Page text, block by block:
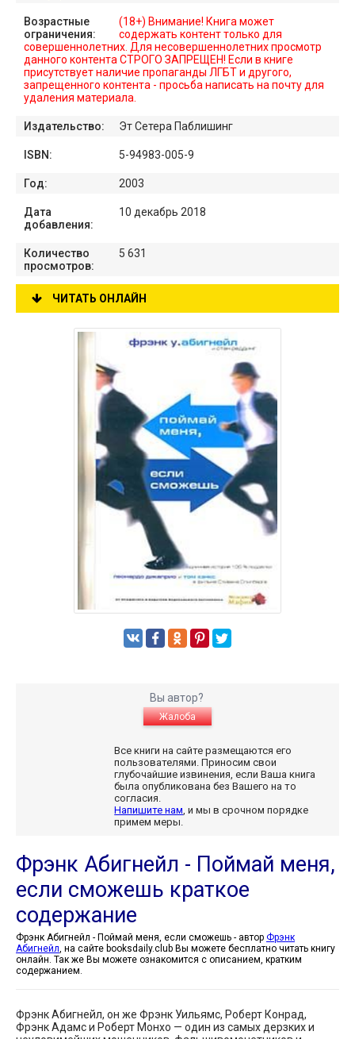
Возрастные
ограничения:
(18+) Внимание! Книга может
содержать контент только для
совершеннолетних. Для несовершеннолетних просмотр
данного контента СТРОГО ЗАПРЕЩЕН! Если в книге
присутствует наличие пропаганды ЛГБТ и другого,
запрещенного контента - просьба написать на почту для
удаления материала.
Издательство: Эт Сетера Паблишинг
ISBN: 5-94983-005-9
Год: 2003
Дата
добавления:
10 декабрь 2018
Количество
просмотров:
5 631
ЧИТАТЬ ОНЛАЙН
Вы автор?
Жалоба
Все книги на сайте размещаются его
пользователями. Приносим свои
глубочайшие извинения, если Ваша книга
была опубликована без Вашего на то
согласия.
Напишите нам, и мы в срочном порядке
примем меры.
Фрэнк Абигнейл - Поймай меня,
если сможешь краткое
содержание
Фрэнк Абигнейл - Поймай меня, если сможешь - автор Фрэнк
Абигнейл, на сайте booksdaily.club Вы можете бесплатно читать книгу
онлайн. Так же Вы можете ознакомится с описанием, кратким
содержанием.
Фрэнк Абигнейл, он же Фрэнк Уильямс, Роберт Конрад,
Фрэнк Адамс и Роберт Монхо — один из самых дерзких и